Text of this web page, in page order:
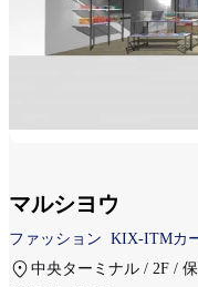
マルシヨウ
ファッション KIX-ITMカ
中央ターミナル / 2F /